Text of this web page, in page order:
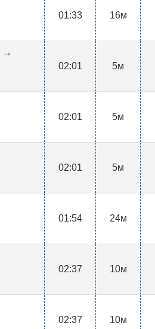
01:33 16м
→
02:01 5м
02:01 5м
02:01 5м
01:54 24м
02:37 10м
02:37 10м